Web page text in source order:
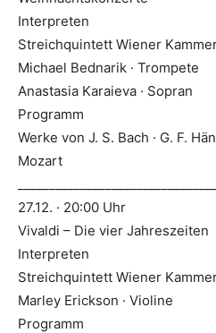
Interpreten
Streichquintett Wiener
Michael Bednarik · Trompete
Anastasia Karaieva · Sopran
Programm
Werke von J. S. Bach · G. F.
Mozart
27.12. · 20:00 Uhr
Vivaldi – Die vier Jahreszeiten
Interpreten
Streichquintett Wiener
Marley Erickson · Violine
Programm